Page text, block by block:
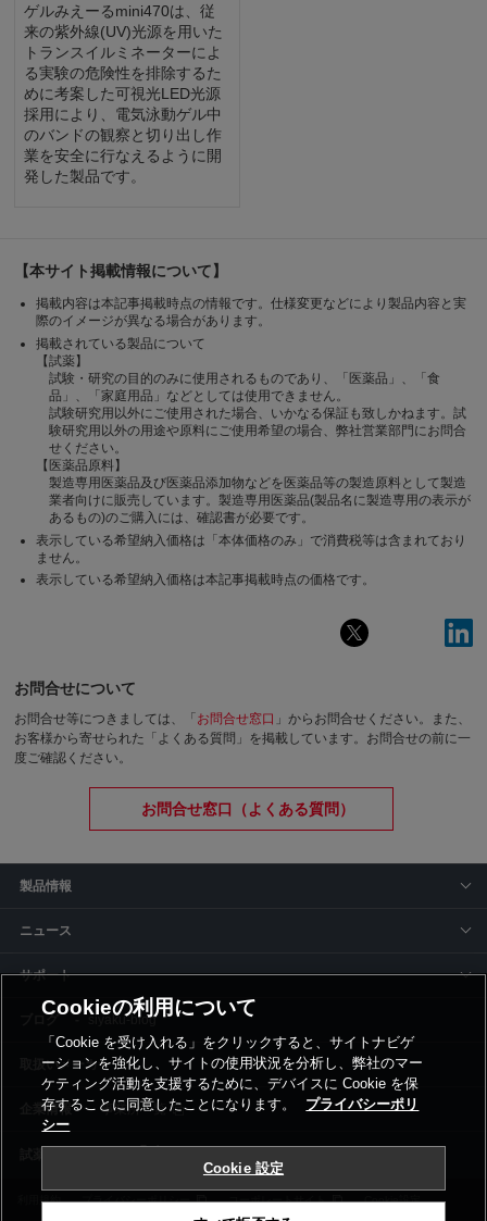
ゲルみえーるmini470は、従
来の紫外線(UV)光源を用いた
トランスイルミネーターによ
る実験の危険性を排除するた
めに考案した可視光LED光源
採用により、電気泳動ゲル中
のバンドの観察と切り出し作
業を安全に行なえるように開
発した製品です。
【本サイト掲載情報について】
掲載内容は本記事掲載時点の情報です。仕様変更などにより製品内容と実
際のイメージが異なる場合があります。
掲載されている製品について
【試薬】
試験・研究の目的のみに使用されるものであり、「医薬品」、「食
品」、「家庭用品」などとしては使用できません。
試験研究用以外にご使用された場合、いかなる保証も致しかねます。試
験研究用以外の用途や原料にご使用希望の場合、弊社営業部門にお問合
せください。
【医薬品原料】
製造専用医薬品及び医薬品添加物などを医薬品等の製造原料として製造
業者向けに販売しています。製造専用医薬品(製品名に製造専用の表示が
あるもの)のご購入には、確認書が必要です。
表示している希望納入価格は「本体価格のみ」で消費税等は含まれており
ません。
表示している希望納入価格は本記事掲載時点の価格です。
お問合せについて
お問合せ等につきましては、「 お問合せ窓口 」からお問合せください。
また、
お客様から寄せられた「よくある質問」を掲載しています。お問合せの前に一
度ご確認ください。
お問合せ窓口（よくある質問）
製品情報
ニュース
サポート
siyaku-blog
取扱いメーカー
事業所一覧
利用規約 プライバシーポリシー コーポレートサイト Cookie設定
Cookieの利用について
「Cookie を受け入れる」をクリックすると、サイトナビゲ
ーションを強化し、サイトの使用状況を分析し、弊社のマー
ケティング活動を支援するために、デバイスに Cookie を保
存することに同意したことになります。
プライバシーポリ
シー
Cookie 設定